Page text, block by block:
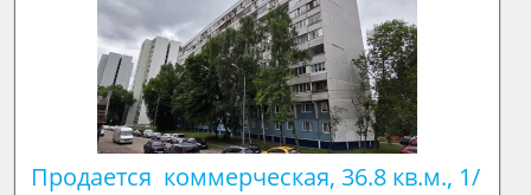
Продается  коммерческая, 36.8 кв.м., 1/